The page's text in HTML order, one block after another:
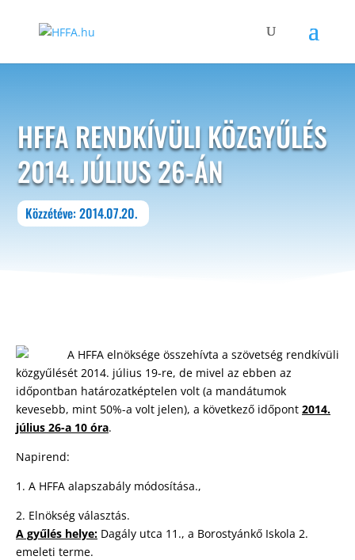
HFFA RENDKÍVÜLI KÖZGYŰLÉS
2014. JÚLIUS 26-ÁN
Közzétéve: 2014.07.20.
A HFFA elnöksége összehívta a szövetség rendkívüli
közgyűlését 2014. július 19-re, de mivel az ebben az
időpontban határozatképtelen volt (a mandátumok
kevesebb, mint 50%-a volt jelen), a következő időpont 2014.
július 26-a 10 óra.
Napirend:
1. A HFFA alapszabály módosítása.,
2. Elnökség választás.
A gyűlés helye: Dagály utca 11., a Borostyánkő Iskola 2.
emeleti terme.